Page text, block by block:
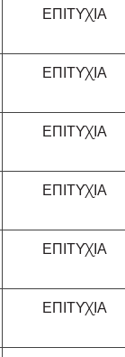
ΕΠΙΤΥΧΙΑ
ΕΠΙΤΥΧΙΑ
ΕΠΙΤΥΧΙΑ
ΕΠΙΤΥΧΙΑ
ΕΠΙΤΥΧΙΑ
ΕΠΙΤΥΧΙΑ